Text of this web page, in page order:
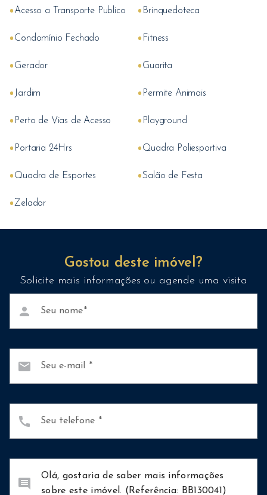
•Acesso a Transporte Publico • Brinquedoteca
•Condomínio Fechado • Fitness
•Gerador •Guarita
• Jardim • Permite Animais
• Perto de Vias de Acesso • Playground
• Portaria 24Hrs •Quadra Poliesportiva
•Quadra de Esportes •Salão de Festa
•Zelador
Gostou deste imóvel?
Solicite mais informações ou agende uma visita
Seu nome
person
Seu e-mail
mail
Seu telefone
call
comment